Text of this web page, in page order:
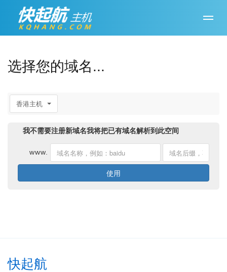
选择您的域名...
香港主机
我不需要注册新域名我将把已有域名解析到此空间
www.
使用
快起航